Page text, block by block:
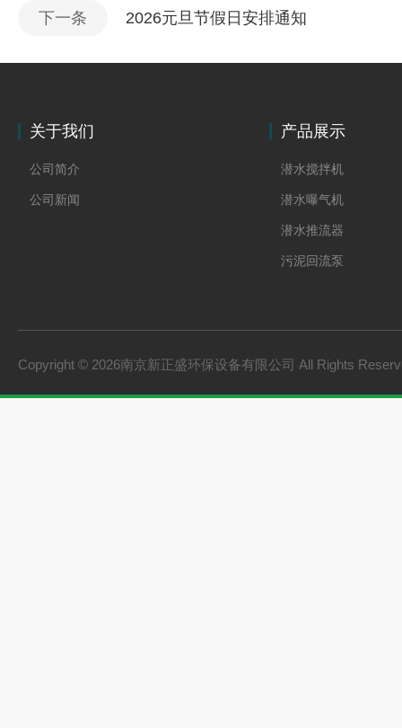
下一条 2026元旦节假日安排通知
关于我们
公司简介
公司新闻
产品展示
潜水搅拌机
潜水曝气机
潜水推流器
污泥回流泵
Copyright © 2026南京新正盛环保设备有限公司 All Rights